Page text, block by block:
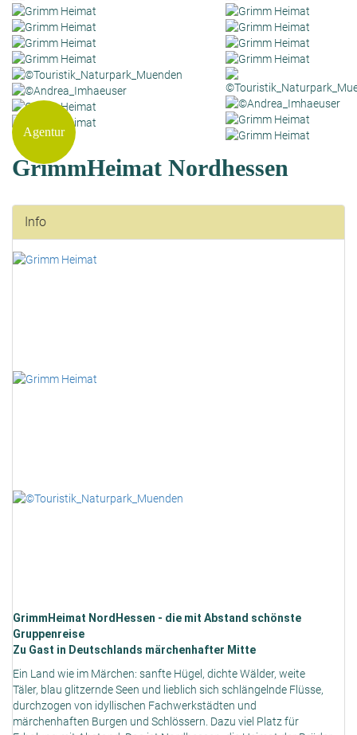
GrimmHeimat Nordhessen
Agentur
Info
GrimmHeimat NordHessen - die mit Abstand schönste
Gruppenreise
Zu Gast in Deutschlands märchenhafter Mitte
Ein Land wie im Märchen: sanfte Hügel, dichte Wälder, weite
Täler, blau glitzernde Seen und lieblich sich schlängelnde Flüsse,
durchzogen von idyllischen Fachwerkstädten und
märchenhaften Burgen und Schlössern. Dazu viel Platz für